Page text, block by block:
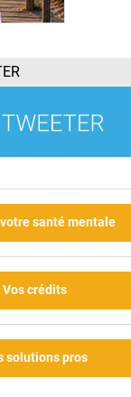
santé mentale
Vos crédits
solutions pros